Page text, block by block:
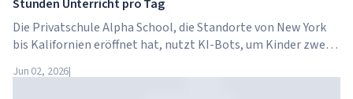
Stunden Unterricht pro Tag
Die Privatschule Alpha School, die Standorte von New York
bis Kalifornien eröffnet hat, nutzt KI-Bots, um Kinder zwei
Die Schule hat keine traditionellen Lehrer, keine
Jun 02, 2026|